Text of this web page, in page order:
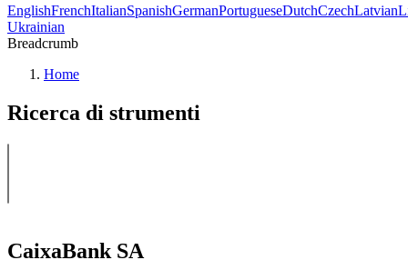
EnglishFrenchItalianSpanishGermanPortugueseDutchCzechLatvian
Ukrainian
Breadcrumb
Home
Ricerca di strumenti
CaixaBank SA